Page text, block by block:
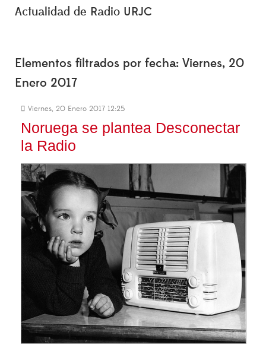
Actualidad de Radio URJC
Elementos filtrados por fecha: Viernes, 20
Enero 2017
Viernes, 20 Enero 2017 12:25
Noruega se plantea Desconectar
la Radio